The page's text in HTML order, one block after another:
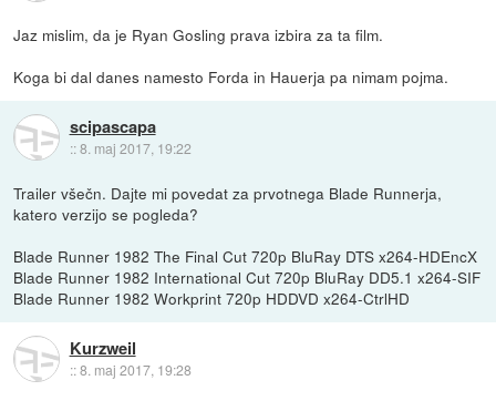
Jaz mislim, da je Ryan Gosling prava izbira za ta film.
Koga bi dal danes namesto Forda in Hauerja pa nimam pojma.
scipascapa
::8. maj 2017, 19:22
Trailer všečn. Dajte mi povedat za prvotnega Blade Runnerja,
katero verzijo se pogleda?
Blade Runner 1982 The Final Cut 720p BluRay DTS x264-HDEncX
Blade Runner 1982 International Cut 720p BluRay DD5.1 x264-SIF
Blade Runner 1982 Workprint 720p HDDVD x264-CtrlHD
Kurzweil
::8. maj 2017, 19:28